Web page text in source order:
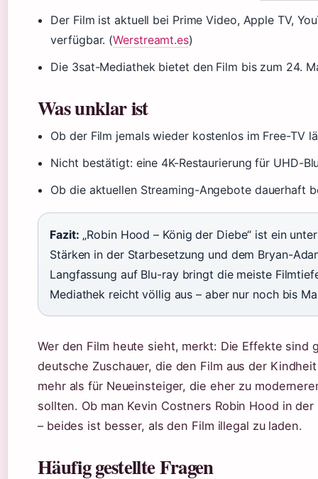
Der Film ist aktuell bei Prime Video, Apple TV,
verfügbar. (Werstreamt.es)
Die 3sat-Mediathek bietet den Film bis zum 24.
Was unklar ist
Ob der Film jemals wieder kostenlos im Free-TV
Nicht bestätigt: eine 4K-Restaurierung für UHD-
Ob die aktuellen Streaming-Angebote dauerhaft
Fazit: „Robin Hood – König der Diebe“ ist ein
Stärken in der Starbesetzung und dem Bryan-
Langfassung auf Blu-ray bringt die meiste
Mediathek reicht völlig aus – aber nur noch bis
Wer den Film heute sieht, merkt: Die Effekte sind
deutsche Zuschauer, die den Film aus der
mehr als für Neueinsteiger, die eher zu
sollten. Ob man Kevin Costners Robin Hood in
– beides ist besser, als den Film illegal zu laden.
Häufig gestellte Fragen